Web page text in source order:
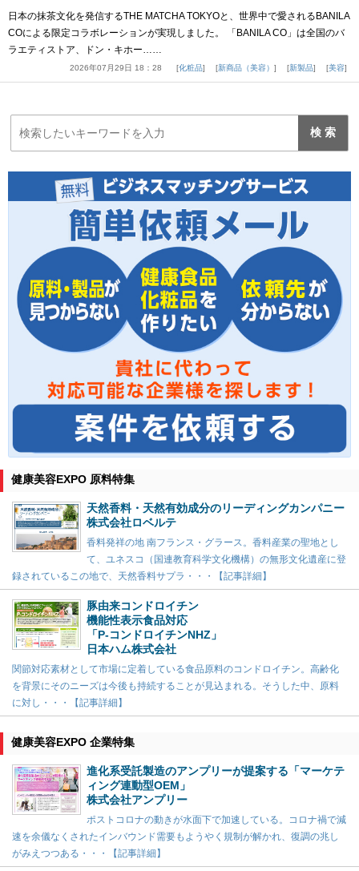
日本の抹茶文化を発信するTHE MATCHA TOKYOと、世界中で愛されるBANILA
COによる限定コラボレーションが実現しました。 「BANILA CO」は全国のバ
ラエティストア、ドン・キホー……
2026年07月29日 18：28 化粧品 新商品（美容） 新製品 美容
健康美容EXPO 原料特集
天然香料・天然有効成分のリーディングカンパニー
株式会社ロベルテ
香料発祥の地 南フランス・グラース。香料産業の聖地とし
て、ユネスコ（国連教育科学文化機構）の無形文化遺産に登
録されているこの地で、天然香料サプラ・・・【記事詳細】
豚由来コンドロイチン
機能性表示食品対応
「P-コンドロイチンNHZ」
日本ハム株式会社
関節対応素材として市場に定着している食品原料のコンドロイチン。高齢化
を背景にそのニーズは今後も持続することが見込まれる。そうした中、原料
に対し・・・【記事詳細】
健康美容EXPO 企業特集
進化系受託製造のアンプリーが提案する「マーケテ
ィング連動型OEM」
株式会社アンプリー
ポストコロナの動きが水面下で加速している。コロナ禍で減
速を余儀なくされたインバウンド需要もようやく規制が解かれ、復調の兆し
がみえつつある・・・【記事詳細】